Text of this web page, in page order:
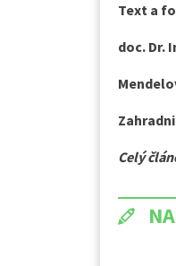
Text a
doc. Dr.
Celý